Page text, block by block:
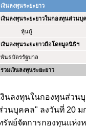
เงินลงทุนระยะยาว
เงินลงทุนระยะยาวในกองทุนส่วน
หุ้นกู้
เงินลงทุนระยะยาวถือโดยมูลนิธิฯ
พันธบัตรรัฐบาล
รวมเงินลงทุนระยะยาว
งินลงทุนในกองทุนส่วน
วนบุคคล" ลงวันที่ 20
รัพย์จัดการกองทุนแห่ง